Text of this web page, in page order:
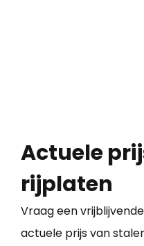
Actuele
rijplaten
Vraag een
actuele prijs van